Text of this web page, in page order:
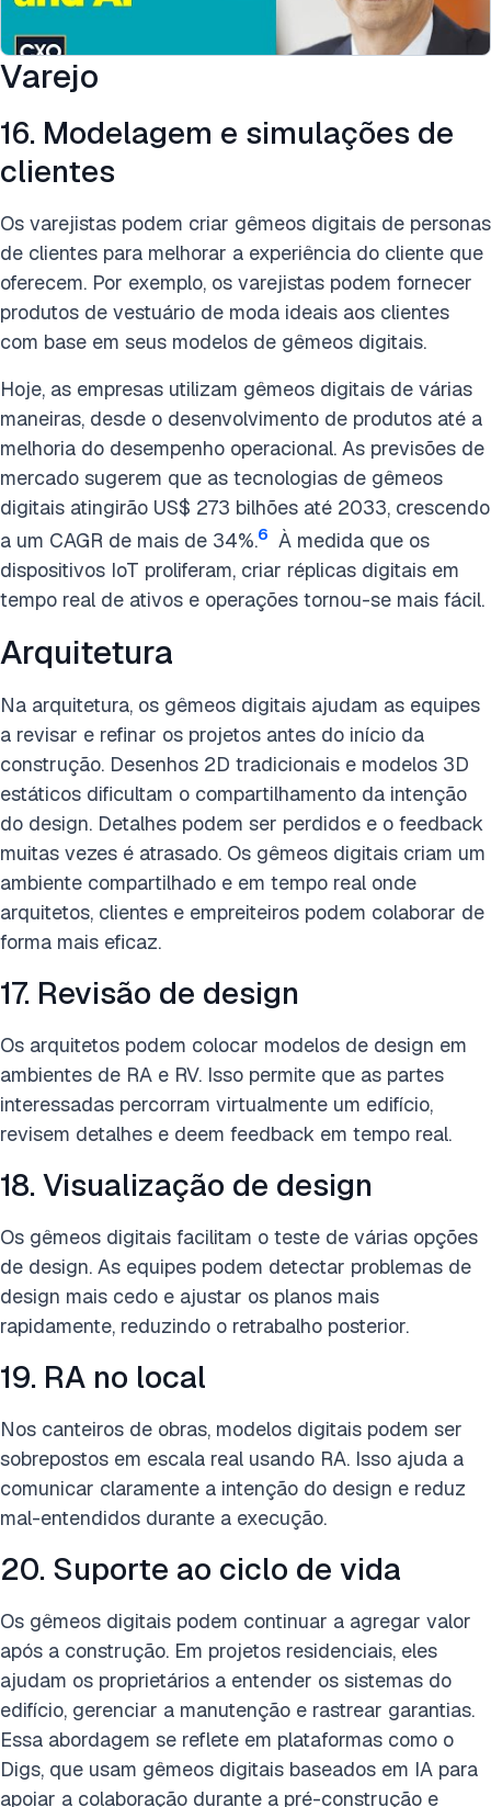
Varejo
16. Modelagem e simulações de
clientes
Os varejistas podem criar gêmeos digitais de personas
de clientes para melhorar a experiência do cliente que
oferecem. Por exemplo, os varejistas podem fornecer
produtos de vestuário de moda ideais aos clientes
com base em seus modelos de gêmeos digitais.
Hoje, as empresas utilizam gêmeos digitais de várias
maneiras, desde o desenvolvimento de produtos até a
melhoria do desempenho operacional. As previsões de
mercado sugerem que as tecnologias de gêmeos
digitais atingirão US$ 273 bilhões até 2033, crescendo
a um CAGR de mais de 34%.6 À medida que os
dispositivos IoT proliferam, criar réplicas digitais em
tempo real de ativos e operações tornou-se mais fácil.
Arquitetura
Na arquitetura, os gêmeos digitais ajudam as equipes
a revisar e refinar os projetos antes do início da
construção. Desenhos 2D tradicionais e modelos 3D
estáticos dificultam o compartilhamento da intenção
do design. Detalhes podem ser perdidos e o feedback
muitas vezes é atrasado. Os gêmeos digitais criam um
ambiente compartilhado e em tempo real onde
arquitetos, clientes e empreiteiros podem colaborar de
forma mais eficaz.
17. Revisão de design
Os arquitetos podem colocar modelos de design em
ambientes de RA e RV. Isso permite que as partes
interessadas percorram virtualmente um edifício,
revisem detalhes e deem feedback em tempo real.
18. Visualização de design
Os gêmeos digitais facilitam o teste de várias opções
de design. As equipes podem detectar problemas de
design mais cedo e ajustar os planos mais
rapidamente, reduzindo o retrabalho posterior.
19. RA no local
Nos canteiros de obras, modelos digitais podem ser
sobrepostos em escala real usando RA. Isso ajuda a
comunicar claramente a intenção do design e reduz
mal-entendidos durante a execução.
20. Suporte ao ciclo de vida
Os gêmeos digitais podem continuar a agregar valor
após a construção. Em projetos residenciais, eles
ajudam os proprietários a entender os sistemas do
edifício, gerenciar a manutenção e rastrear garantias.
Essa abordagem se reflete em plataformas como o
Digs, que usam gêmeos digitais baseados em IA para
apoiar a colaboração durante a pré-construção e